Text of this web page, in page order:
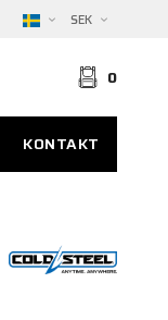
SEK
0
KONTAKT